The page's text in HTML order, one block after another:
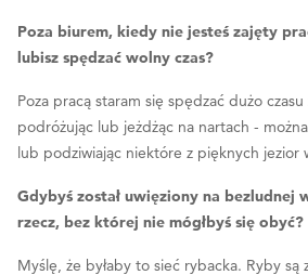
Poza biurem, kiedy nie jesteś zajęty
lubisz spędzać wolny czas?
Poza pracą staram się spędzać dużo
podróżując lub jeżdżąc na nartach -
lub podziwiając niektóre z pięknych jezior
Gdybyś został uwięziony na bezludnej
rzecz, bez której nie mógłbyś się obyć?
Myślę, że byłaby to sieć rybacka. Ryby są